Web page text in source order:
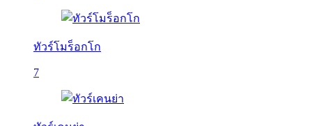
ทัวร์โมร็อกโก
7